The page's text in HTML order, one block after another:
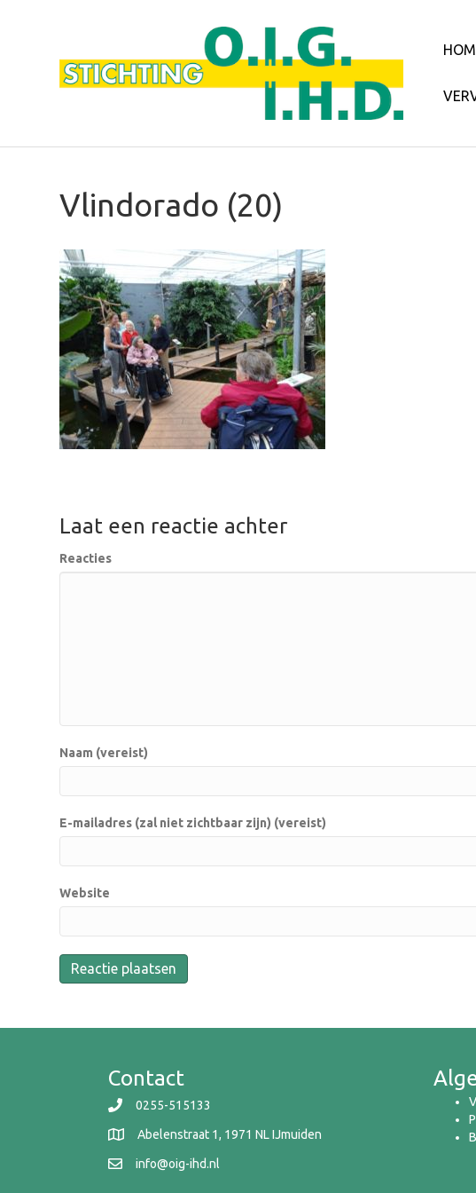
Vlindorado (20)
Laat een reactie achter
Reacties
Naam (vereist)
E-mailadres (zal niet zichtbaar zijn) (vereist)
Website
Contact
0255-515133
Abelenstraat 1, 1971 NL IJmuiden
info@oig-ihd.nl